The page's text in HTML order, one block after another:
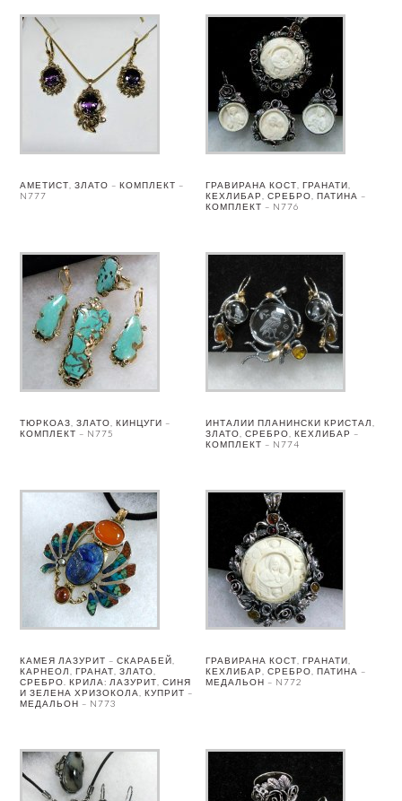
АМЕТИСТ, ЗЛАТО – КОМПЛЕКТ –
N777
ГРАВИРАНА КОСТ, ГРАНАТИ,
КЕХЛИБАР, СРЕБРО, ПАТИНА –
КОМПЛЕКТ – N776
ТЮРКОАЗ, ЗЛАТО, КИНЦУГИ –
КОМПЛЕКТ – N775
ИНТАЛИИ ПЛАНИНСКИ КРИСТАЛ,
ЗЛАТО, СРЕБРО, КЕХЛИБАР –
КОМПЛЕКТ – N774
КАМЕЯ ЛАЗУРИТ – СКАРАБЕЙ,
КАРНЕОЛ, ГРАНАТ, ЗЛАТО,
СРЕБРО. КРИЛА: ЛАЗУРИТ, СИНЯ
И ЗЕЛЕНА ХРИЗОКОЛА, КУПРИТ –
МЕДАЛЬОН – N773
ГРАВИРАНА КОСТ, ГРАНАТИ,
КЕХЛИБАР, СРЕБРО, ПАТИНА –
МЕДАЛЬОН – N772